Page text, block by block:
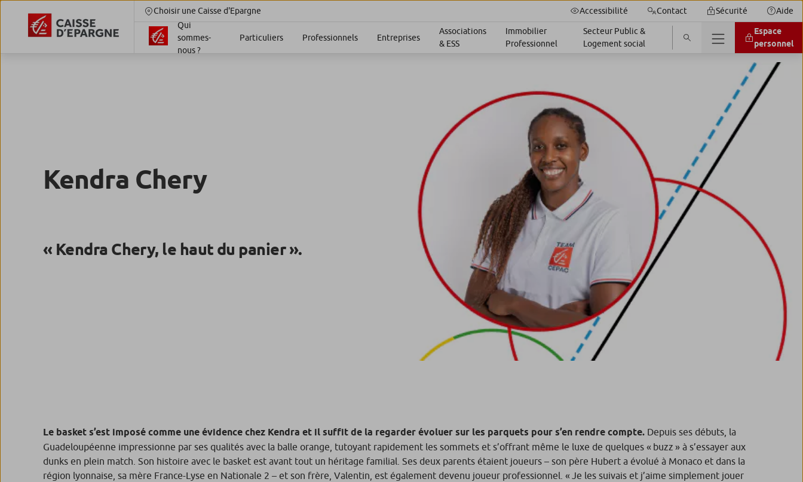
Choisir une Caisse d'Epargne Accessibilité Contact Sécurité
Aide
Qui
sommes-
nous ?
Particuliers Professionnels Entreprises
Associations
& ESS
Immobilier
Professionnel
Secteur Public &
Logement social
Espace
personnel
Kendra Chery
« Kendra Chery, le haut du panier ».
Le basket s’est imposé comme une évidence chez Kendra et il suffit de la regarder évoluer sur les parquets pour s’en rendre compte. Depuis ses débuts, la
Guadeloupéenne impressionne par ses qualités avec la balle orange, tutoyant rapidement les sommets et s’offrant même le luxe de quelques « buzz » à s’essayer aux
dunks en plein match. Son histoire avec le basket est avant tout un héritage familial. Ses deux parents étaient joueurs – son père Hubert a évolué à Monaco et dans la
région lyonnaise, sa mère France-Lyse en Nationale 2 – et son frère, Valentin, est également devenu joueur professionnel. « Je les suivais et j’aime simplement jouer